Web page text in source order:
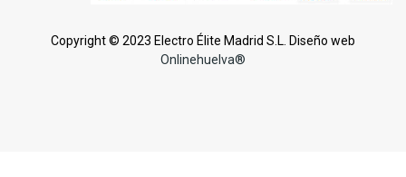
Copyright © 2023 Electro Élite Madrid S.L. Diseño web
Onlinehuelva®